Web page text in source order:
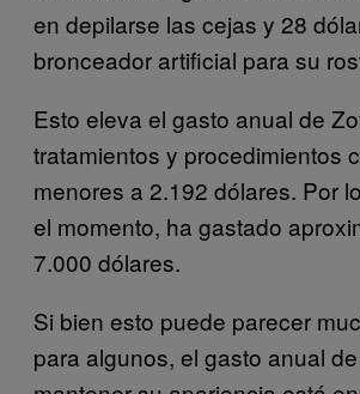
en depilarse las cejas y 28
bronceador artificial para su
Esto eleva el gasto anual de
tratamientos y procedimientos
menores a 2.192 dólares. Por
el momento, ha gastado
7.000 dólares.
Si bien esto puede parecer
para algunos, el gasto anual